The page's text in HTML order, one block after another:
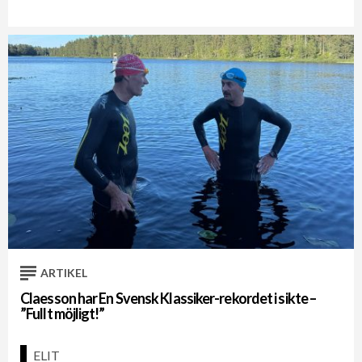
ARTIKEL
Claesson har En Svensk Klassiker-rekordet i sikte –
”Fullt möjligt!”
ELIT